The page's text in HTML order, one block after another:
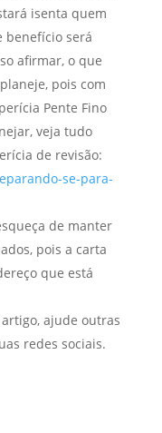
isenta quem
benefício será
afirmar, o que
pois com
Pente Fino
veja tudo
de revisão:
se-para-
de manter
pois a carta
que está
ajude outras
redes sociais.